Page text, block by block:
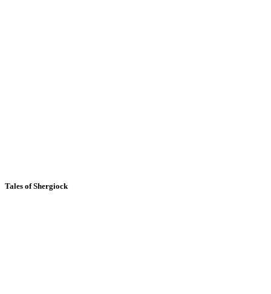
Tales of Shergiock